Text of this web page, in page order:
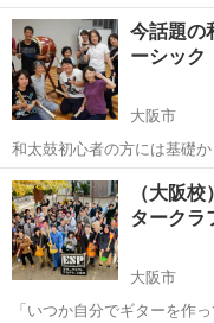
パ！４０ 開催 いよいよ迫ってきました！ 和太鼓と篠笛の演奏を通し
て人とひとがつながる 人の
希望を持って明日からの生
大阪 箕面市 和太鼓
今話題の
ーシック
大阪市
和太鼓初心者の方には基礎
方も感覚を取り戻しながら和太
で個々に合わせて進めてい
し、半年に1回の発表会で演
大阪 大阪市 和太鼓
（大阪
タークラ
大阪市
「いつか自分でギターを作